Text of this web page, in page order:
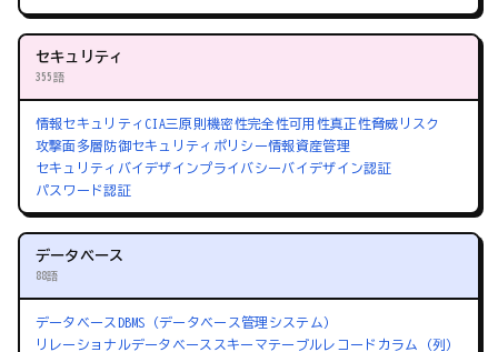
セキュリティ
355語
情報セキュリティ CIA三原則機密性完全性可用性真正性脅威 リスク
攻撃面多層防御セキュリティポリシー情報資産管理
セキュリティバイデザインプライバシーバイデザイン認証
パスワード認証
データベース
88語
データベース DBMS（データベース管理システム）
リレーショナルデータベース スキーマテーブルレコード カラム（列）